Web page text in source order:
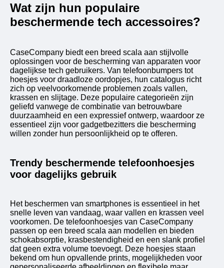
Wat zijn hun populaire
beschermende tech accessoires?
CaseCompany biedt een breed scala aan stijlvolle
oplossingen voor de bescherming van apparaten voor
dagelijkse tech gebruikers. Van telefoonbumpers tot
hoesjes voor draadloze oordopjes, hun catalogus richt
zich op veelvoorkomende problemen zoals vallen,
krassen en slijtage. Deze populaire categorieën zijn
geliefd vanwege de combinatie van betrouwbare
duurzaamheid en een expressief ontwerp, waardoor ze
essentieel zijn voor gadgetbezitters die bescherming
willen zonder hun persoonlijkheid op te offeren.
Trendy beschermende telefoonhoesjes
voor dagelijks gebruik
Het beschermen van smartphones is essentieel in het
snelle leven van vandaag, waar vallen en krassen veel
voorkomen. De telefoonhoesjes van CaseCompany
passen op een breed scala aan modellen en bieden
schokabsorptie, krasbestendigheid en een slank profiel
dat geen extra volume toevoegt. Deze hoesjes staan ​​
bekend om hun opvallende prints, mogelijkheden voor